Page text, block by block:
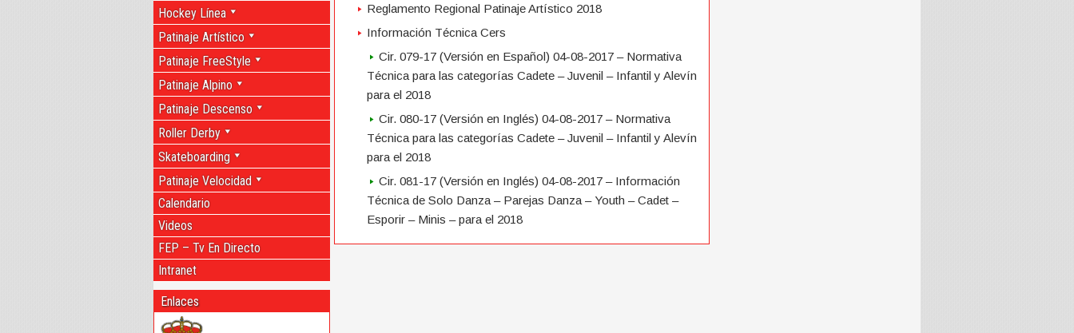
Reglamento Regional Patinaje Artístico 2018
Información Técnica Cers
Cir. 079-17 (Versión en Español) 04-08-2017 – Normativa
Técnica para las categorías Cadete – Juvenil – Infantil y Alevín
para el 2018
Cir. 080-17 (Versión en Inglés) 04-08-2017 – Normativa
Técnica para las categorías Cadete – Juvenil – Infantil y Alevín
para el 2018
Cir. 081-17 (Versión en Inglés) 04-08-2017 – Información
Técnica de Solo Danza – Parejas Danza – Youth – Cadet –
Esporir – Minis – para el 2018
Hockey Línea
Patinaje Artístico
Patinaje FreeStyle
Patinaje Alpino
Patinaje Descenso
Roller Derby
Skateboarding
Patinaje Velocidad
Calendario
Videos
FEP – Tv En Directo
Intranet
Enlaces